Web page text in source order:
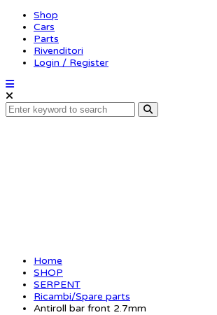
Shop
Cars
Parts
Rivenditori
Login / Register
Home
SHOP
SERPENT
Ricambi/Spare parts
Antiroll bar front 2.7mm